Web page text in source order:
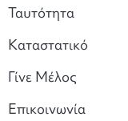
Ταυτότητα
Καταστατικό
Γίνε Μέλος
Επικοινωνία